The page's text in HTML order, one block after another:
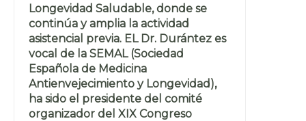
Longevidad Saludable, donde se
continúa y amplia la actividad
asistencial previa. EL Dr. Durántez es
vocal de la SEMAL (Sociedad
Española de Medicina
Antienvejecimiento y Longevidad),
ha sido el presidente del comité
organizador del XIX Congreso